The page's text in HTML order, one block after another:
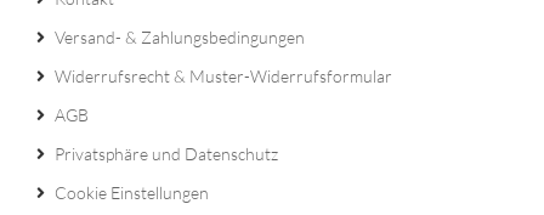
Versand- & Zahlungsbedingungen
Widerrufsrecht & Muster-Widerrufsformular
AGB
Privatsphäre und Datenschutz
Cookie Einstellungen